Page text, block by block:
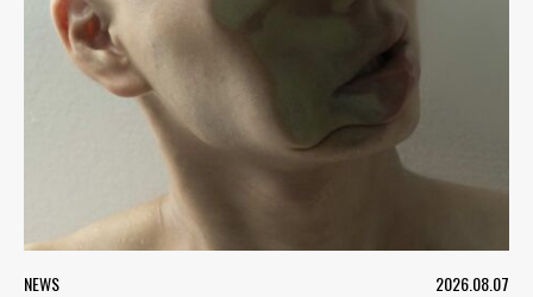
NEWS 2026.08.07